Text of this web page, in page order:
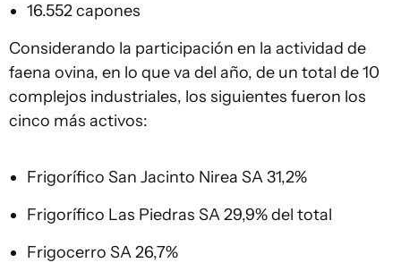
16.552 capones
Considerando la participación en la actividad de
faena ovina, en lo que va del año, de un total de 10
complejos industriales, los siguientes fueron los
cinco más activos:
Frigorífico San Jacinto Nirea SA 31,2%
Frigorífico Las Piedras SA 29,9% del total
Frigocerro SA 26,7%